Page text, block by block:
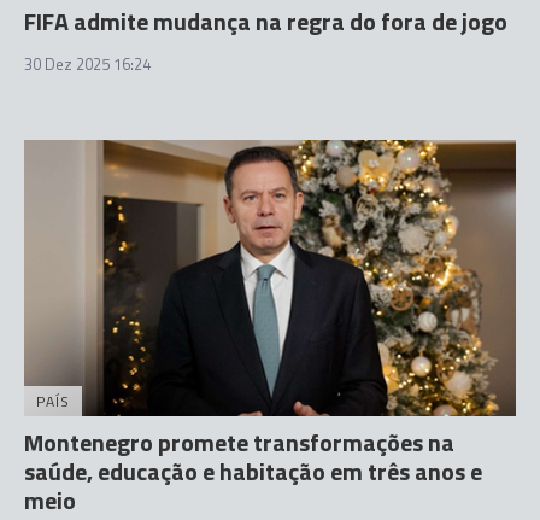
FIFA admite mudança na regra do fora de jogo
30 Dez 2025 16:24
PAÍS
Montenegro promete transformações na
saúde, educação e habitação em três anos e
meio